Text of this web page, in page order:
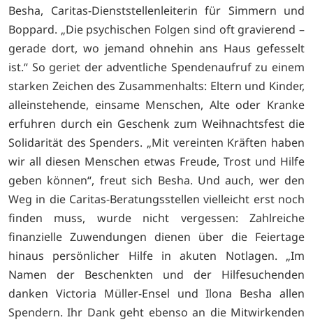
Besha, Caritas-Dienststellenleiterin für Simmern und
Boppard. „Die psychischen Folgen sind oft gravierend –
gerade dort, wo jemand ohnehin ans Haus gefesselt
ist.“ So geriet der adventliche Spendenaufruf zu einem
starken Zeichen des Zusammenhalts: Eltern und Kinder,
alleinstehende, einsame Menschen, Alte oder Kranke
erfuhren durch ein Geschenk zum Weihnachtsfest die
Solidarität des Spenders. „Mit vereinten Kräften haben
wir all diesen Menschen etwas Freude, Trost und Hilfe
geben können“, freut sich Besha. Und auch, wer den
Weg in die Caritas-Beratungsstellen vielleicht erst noch
finden muss, wurde nicht vergessen: Zahlreiche
finanzielle Zuwendungen dienen über die Feiertage
hinaus persönlicher Hilfe in akuten Notlagen. „Im
Namen der Beschenkten und der Hilfesuchenden
danken Victoria Müller-Ensel und Ilona Besha allen
Spendern. Ihr Dank geht ebenso an die Mitwirkenden